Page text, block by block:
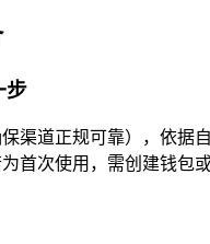
步
渠道正规可靠），依据
首次使用，需创建钱